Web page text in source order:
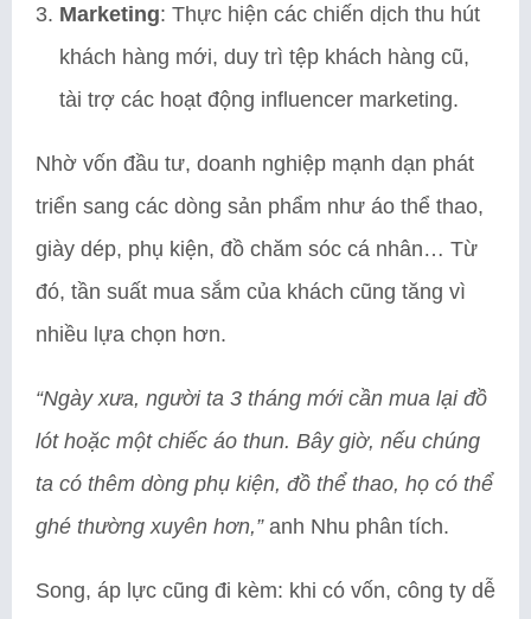
Marketing: Thực hiện các chiến dịch thu hút
khách hàng mới, duy trì tệp khách hàng cũ,
tài trợ các hoạt động influencer marketing.
Nhờ vốn đầu tư, doanh nghiệp mạnh dạn phát
triển sang các dòng sản phẩm như áo thể thao,
giày dép, phụ kiện, đồ chăm sóc cá nhân… Từ
đó, tần suất mua sắm của khách cũng tăng vì
nhiều lựa chọn hơn.
“Ngày xưa, người ta 3 tháng mới cần mua lại đồ
lót hoặc một chiếc áo thun. Bây giờ, nếu chúng
ta có thêm dòng phụ kiện, đồ thể thao, họ có thể
ghé thường xuyên hơn,”anh Nhu phân tích.
Song, áp lực cũng đi kèm: khi có vốn, công ty dễ